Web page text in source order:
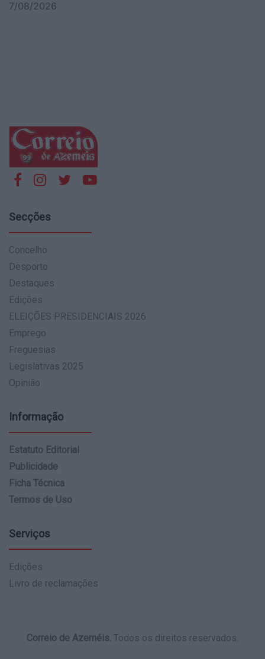
7/08/2026
Secções
Concelho
Desporto
Destaques
Edições
ELEIÇÕES PRESIDENCIAIS 2026
Emprego
Freguesias
Legislativas 2025
Opinião
Informação
Estatuto Editorial
Publicidade
Ficha Técnica
Termos de Uso
Serviços
Edições
Livro de reclamações
Correio de Azeméis. Todos os direitos reservados.